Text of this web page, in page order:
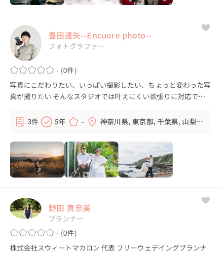
豊田達矢--Encuore photo--
フォトグラファー
- (0件)
写真にこだわりたい、いっぱい撮影したい、ちょっと変わった写
真が撮りたい そんなスタジオでは叶えにくい欲張りに対応でき
そしてさらにEncuoreで...
3件 5年 -
神奈川県, 東京都, 千葉県, 山梨
野田 真奈美
プランナー
- (0件)
株式会社スウィートマカロン 代表 フリーウェデイングプランナ